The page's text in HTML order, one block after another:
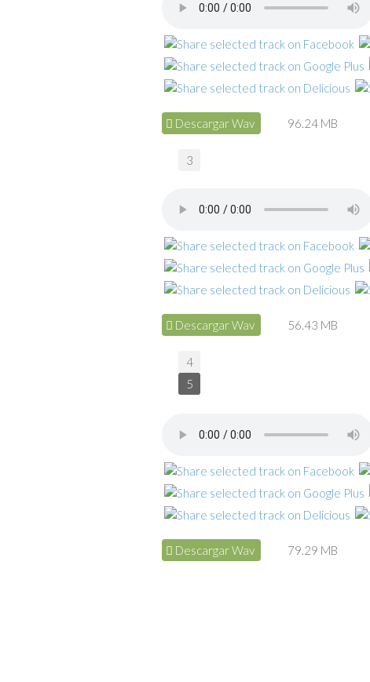
Descargar Wav 96.24 MB
Descargar Wav 56.43 MB
Descargar Wav 79.29 MB
3
4
5